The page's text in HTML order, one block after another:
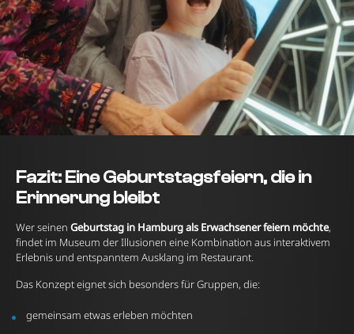
Fazit: Eine Geburtstagsfeiern, die in
Erinnerung bleibt
Wer seinen Geburtstag in Hamburg als Erwachsener feiern möchte,
findet im Museum der Illusionen eine Kombination aus interaktivem
Erlebnis und entspanntem Ausklang im Restaurant.
Das Konzept eignet sich besonders für Gruppen, die:
gemeinsam etwas erleben möchten